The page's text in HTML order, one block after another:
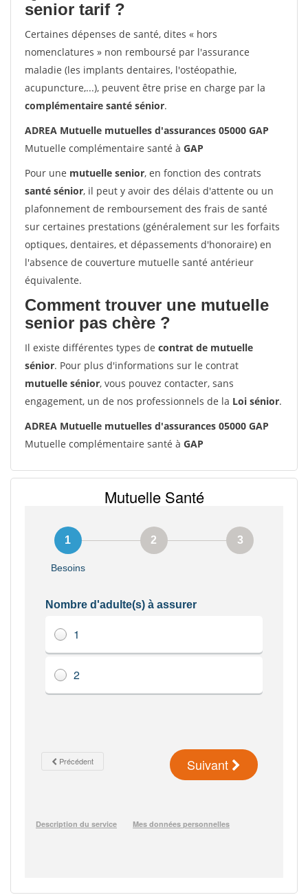
senior tarif ?
Certaines dépenses de santé, dites « hors
nomenclatures » non remboursé par l'assurance
maladie (les implants dentaires, l'ostéopathie,
acupuncture,...), peuvent être prise en charge par la
complémentaire santé sénior.
ADREA Mutuelle mutuelles d'assurances 05000 GAP
Mutuelle complémentaire santé à GAP
Pour une mutuelle senior, en fonction des contrats
santé sénior, il peut y avoir des délais d'attente ou un
plafonnement de remboursement des frais de santé
sur certaines prestations (généralement sur les forfaits
optiques, dentaires, et dépassements d'honoraire) en
l'absence de couverture mutuelle santé antérieur
équivalente.
Comment trouver une mutuelle
senior pas chère ?
Il existe différentes types de contrat de mutuelle
sénior. Pour plus d'informations sur le contrat
mutuelle sénior, vous pouvez contacter, sans
engagement, un de nos professionnels de la Loi sénior.
ADREA Mutuelle mutuelles d'assurances 05000 GAP
Mutuelle complémentaire santé à GAP